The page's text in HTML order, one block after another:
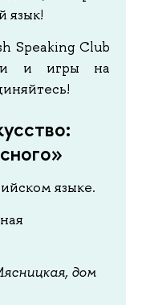
язык!
Speaking Club
и игры на
языке.
дом